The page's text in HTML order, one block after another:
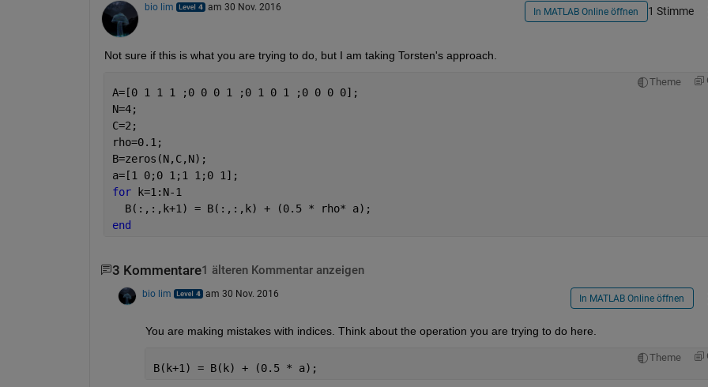
bio lim am 30 Nov. 2016 In MATLAB Online öffnen 1 Stimme
Not sure if this is what you are trying to do, but I am taking Torsten's approach.
Theme
A=[0 1 1 1 ;0 0 0 1 ;0 1 0 1 ;0 0 0 0];
N=4;
C=2;
rho=0.1;
B=zeros(N,C,N);
a=[1 0;0 1;1 1;0 1];
for k=1:N-1
  B(:,:,k+1) = B(:,:,k) + (0.5 * rho* a);
end
3 Kommentare1 älteren Kommentar anzeigen
bio lim am 30 Nov. 2016 In MATLAB Online öffnen
You are making mistakes with indices. Think about the operation you are trying to do here.
Theme
B(k+1) = B(k) + (0.5 * a);